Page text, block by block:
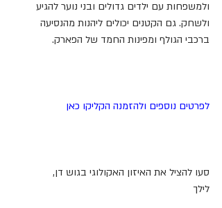
ולמשפחות עם ילדים גדולים ובני נוער להגיע
ולשחק. גם הקטנים יכולים ליהנות מהנסיעה
ברכבי הגולף ומפינות החמד של הפארק.
לפרטים נוספים ולהזמנה הקליקו כאן
סעו להציל את האיזון האקולוגי בגוש דן,
לילך